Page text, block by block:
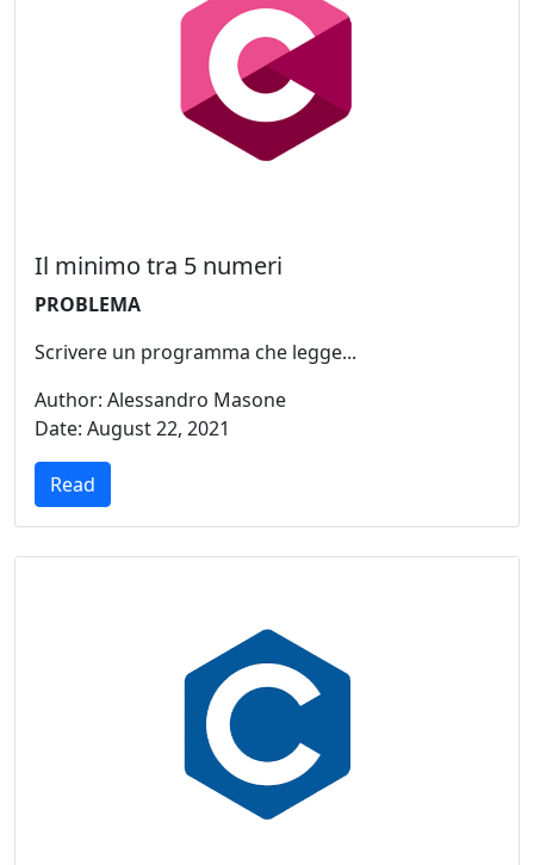
Il minimo tra 5 numeri
PROBLEMA
Scrivere un programma che legge...
Author: Alessandro Masone
Date: August 22, 2021
Read